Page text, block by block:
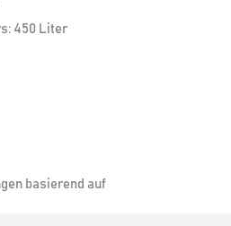
450 Liter
basierend auf